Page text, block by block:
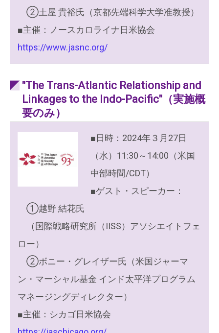
②土屋 貴裕氏（京都先端科学大学准教授）
■主催：ノースカロライナ日米協会
https://www.jasnc.org/
"The Trans-Atlantic Relationship and
Linkages to the Indo-Pacific"（実施概
要のみ）
■日時：2024年３月27日
（水）11:30～14:00（米国
中部時間/CDT）
■ゲスト・スピーカー：
①越野 結花氏
（国際戦略研究所（IISS）アソシエイトフェ
ロー）
②ボニー・グレイザー氏（米国ジャーマ
ン・マーシャル基金 インド太平洋プログラム
マネージングディレクター）
■主催：シカゴ日米協会